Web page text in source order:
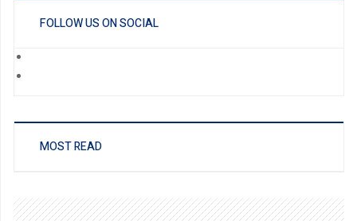
FOLLOW US ON SOCIAL
MOST READ